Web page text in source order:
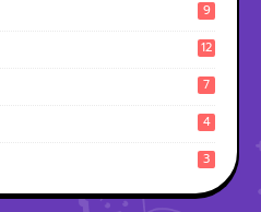
9
12
7
4
3